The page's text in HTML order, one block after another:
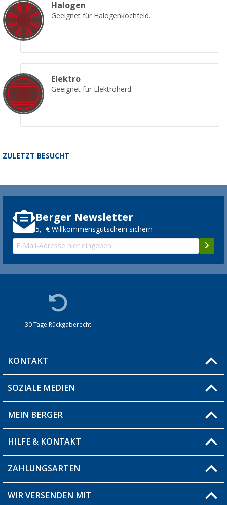
Halogen
Geeignet für Halogenkochfeld.
Elektro
Geeignet für Elektroherd.
ZULETZT BESUCHT
Berger Newsletter
5,- € Willkommensgutschein sichern
30 Tage Rückgaberecht
KONTAKT
Du hast eine Frage?
Filiale finden
SOZIALE MEDIEN
MEIN BERGER
Blog
Produkttester
HILFE & KONTAKT
Fragen & Antworten / FAQ
Versandinformationen
ZAHLUNGSARTEN
WIR VERSENDEN MIT